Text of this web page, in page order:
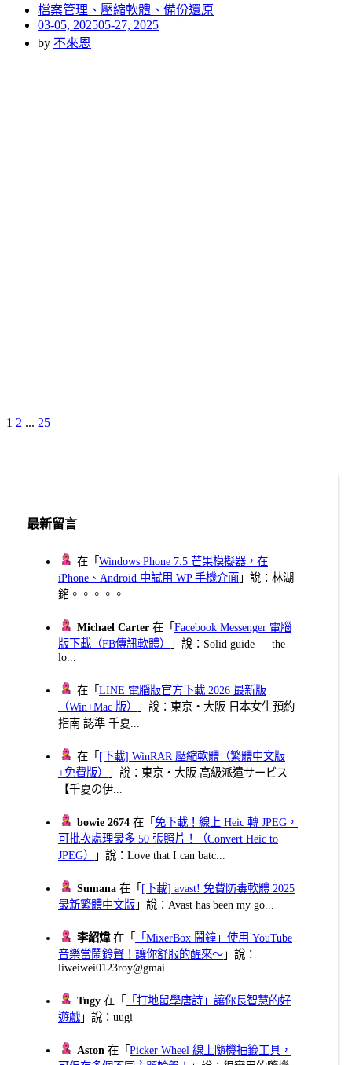
檔案管理、壓縮軟體、備份還原
Posted
on
03-05, 202505-27, 2025
by 不來恩
文
Page
1 Page
2 ... Page
25Next
最新留言
在「Windows Phone 7.5 芒果模擬器，在
iPhone、Android 中試用 WP 手機介面 」說：林湖
銘。。。。。
Michael Carter 在「Facebook Messenger 電腦
版下載（FB傳訊軟體）
」說：Solid guide — the
lo...
在「LINE 電腦版官方下載 2026 最新版
（Win+Mac 版）
」說：東京・大阪 日本女生預約
指南 認準 千夏...
在「 [下載] WinRAR 壓縮軟體（繁體中文版
+免費版）
」說：東京・大阪 高級派遣サービス
【千夏の伊...
bowie 2674 在「免下載！線上 Heic 轉 JPEG，
可批次處理最多 50 張照片！（Convert Heic to
JPEG）
」說：Love that I can batc...
Sumana 在「 [下載] avast! 免費防毒軟體 2025
最新繁體中文版 」說：Avast has been my go...
李紹煒在「
「MixerBox 鬧鐘」使用 YouTube
音樂當鬧鈴聲！讓你舒服的醒來～ 」說：
liweiwei0123roy@gmai...
Tugy 在「
「打地鼠學唐詩」讓你長智慧的好
遊戲 」說：uugi
Aston 在「Picker Wheel 線上隨機抽籤工具，